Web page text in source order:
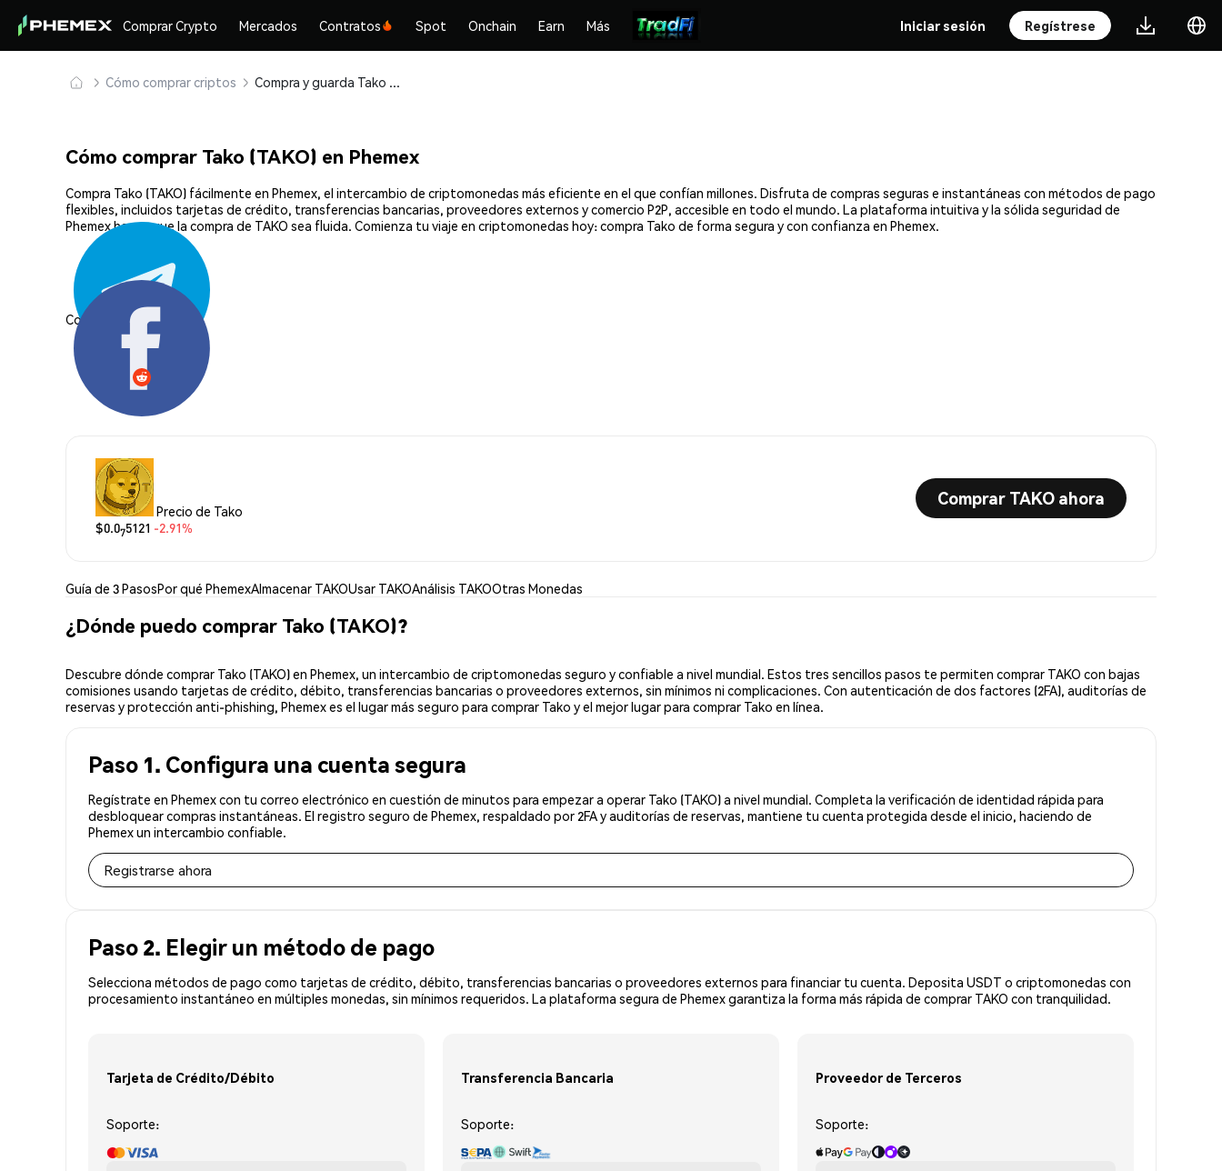
Comprar Crypto Mercados Contratos Spot Onchain Earn Más Iniciar sesión Regístrese
Cómo comprar criptos Compra y guarda Tako (TAKO) de forma segura
Cómo comprar Tako (TAKO) en Phemex
Compra Tako (TAKO) fácilmente en Phemex, el intercambio de criptomonedas más eficiente en el que confían millones. Disfruta de compras seguras e instantáneas con métodos de pago
flexibles, incluidos tarjetas de crédito, transferencias bancarias, proveedores externos y comercio P2P, accesible en todo el mundo. La plataforma intuitiva y la sólida seguridad de
Phemex hacen que la compra de TAKO sea fluida. Comienza tu viaje en criptomonedas hoy: compra Tako de forma segura y con confianza en Phemex.
Compartir:
Precio de Tako
$0.075121 -2.91%
Comprar TAKO ahora
Guía de 3 PasosPor qué PhemexAlmacenar TAKOUsar TAKOAnálisis TAKOOtras Monedas
¿Dónde puedo comprar Tako (TAKO)?
Descubre dónde comprar Tako (TAKO) en Phemex, un intercambio de criptomonedas seguro y confiable a nivel mundial. Estos tres sencillos pasos te permiten comprar TAKO con bajas
comisiones usando tarjetas de crédito, débito, transferencias bancarias o proveedores externos, sin mínimos ni complicaciones. Con autenticación de dos factores (2FA), auditorías de
reservas y protección anti-phishing, Phemex es el lugar más seguro para comprar Tako y el mejor lugar para comprar Tako en línea.
Paso 1. Configura una cuenta segura
Regístrate en Phemex con tu correo electrónico en cuestión de minutos para empezar a operar Tako (TAKO) a nivel mundial. Completa la verificación de identidad rápida para
desbloquear compras instantáneas. El registro seguro de Phemex, respaldado por 2FA y auditorías de reservas, mantiene tu cuenta protegida desde el inicio, haciendo de
Phemex un intercambio confiable.
Registrarse ahora
Paso 2. Elegir un método de pago
Selecciona métodos de pago como tarjetas de crédito, débito, transferencias bancarias o proveedores externos para financiar tu cuenta. Deposita USDT o criptomonedas con
procesamiento instantáneo en múltiples monedas, sin mínimos requeridos. La plataforma segura de Phemex garantiza la forma más rápida de comprar TAKO con tranquilidad.
Tarjeta de Crédito/Débito
Soporte:
Transferencia Bancaria
Soporte:
Proveedor de Terceros
Soporte: